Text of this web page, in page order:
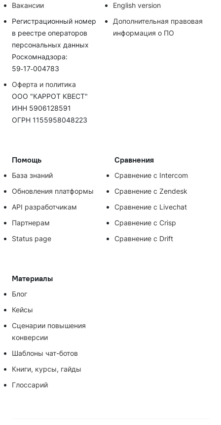
Помощь
База знаний
Обновления платформы
API разработчикам
Партнерам
Status page
Сравнения
Сравнение с Intercom
Сравнение с Zendesk
Сравнение с Livechat
Сравнение с Crisp
Сравнение с Drift
Материалы
Блог
Кейсы
Сценарии повышения
конверсии
Шаблоны чат-ботов
Книги, курсы, гайды
Глоссарий
Вакансии
English version
Регистрационный номер
в реестре операторов
персональных данных
Роскомнадзора:
59‑17‑004783
Дополнительная правовая
информация о ПО
Оферта и политика
ООО "КАРРОТ КВЕСТ"
ИНН 5906128591
ОГРН 1155958048223